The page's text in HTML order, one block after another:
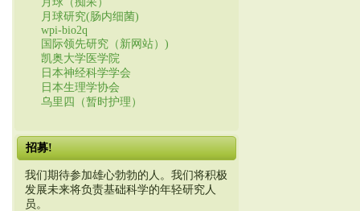
月球研究(肠内细菌)
wpi-bio2q
国际领先研究（新网站）)
凯奥大学医学院
日本神经科学学会
日本生理学协会
乌里四（暂时护理）
招募!
我们期待参加雄心勃勃的人。我们将积极
发展未来将负责基础科学的年轻研究人
员。